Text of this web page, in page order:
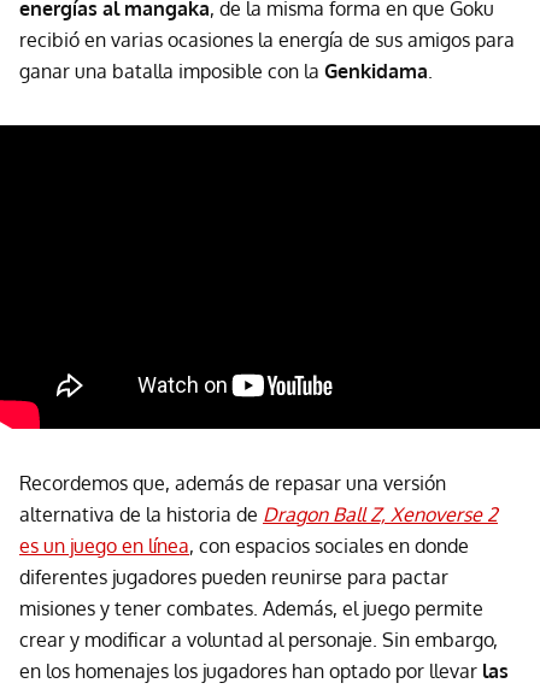
energías al mangaka, de la misma forma en que Goku
recibió en varias ocasiones la energía de sus amigos para
ganar una batalla imposible con la Genkidama.
Recordemos que, además de repasar una versión
alternativa de la historia de Dragon Ball Z, Xenoverse 2
es un juego en línea, con espacios sociales en donde
diferentes jugadores pueden reunirse para pactar
misiones y tener combates. Además, el juego permite
crear y modificar a voluntad al personaje. Sin embargo,
en los homenajes los jugadores han optado por llevar las